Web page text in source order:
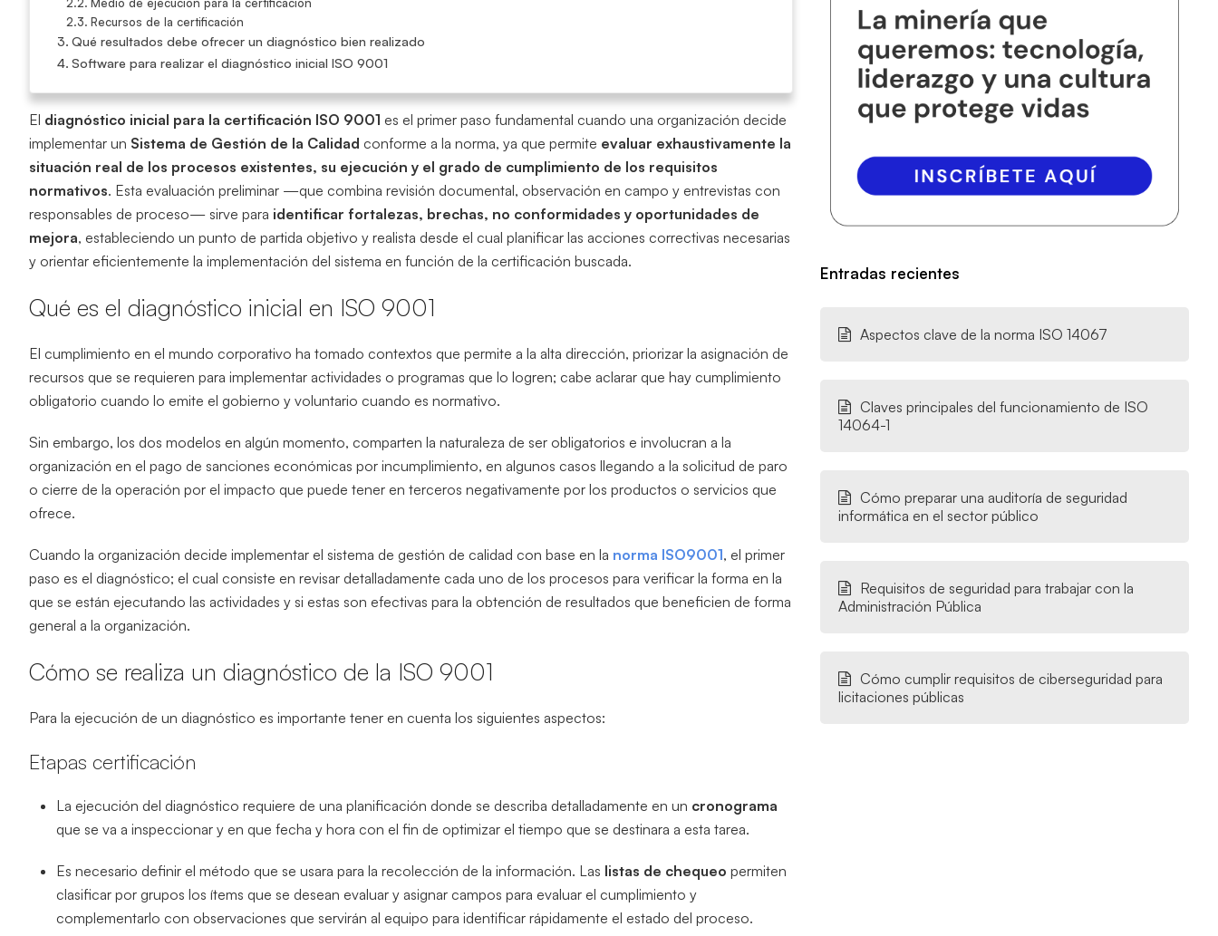
Recursos de la certificación
Qué resultados debe ofrecer un diagnóstico bien realizado
Software para realizar el diagnóstico inicial ISO 9001
El diagnóstico inicial para la certificación ISO 9001 es el primer paso fundamental cuando una organización decide
implementar un Sistema de Gestión de la Calidad conforme a la norma, ya que permite evaluar exhaustivamente la
situación real de los procesos existentes, su ejecución y el grado de cumplimiento de los requisitos
normativos. Esta evaluación preliminar —que combina revisión documental, observación en campo y entrevistas con
responsables de proceso— sirve para identificar fortalezas, brechas, no conformidades y oportunidades de
mejora, estableciendo un punto de partida objetivo y realista desde el cual planificar las acciones correctivas necesarias
y orientar eficientemente la implementación del sistema en función de la certificación buscada.
Qué es el diagnóstico inicial en ISO 9001
El cumplimiento en el mundo corporativo ha tomado contextos que permite a la alta dirección, priorizar la asignación de
recursos que se requieren para implementar actividades o programas que lo logren; cabe aclarar que hay cumplimiento
obligatorio cuando lo emite el gobierno y voluntario cuando es normativo.
Sin embargo, los dos modelos en algún momento, comparten la naturaleza de ser obligatorios e involucran a la
organización en el pago de sanciones económicas por incumplimiento, en algunos casos llegando a la solicitud de paro
o cierre de la operación por el impacto que puede tener en terceros negativamente por los productos o servicios que
ofrece.
Cuando la organización decide implementar el sistema de gestión de calidad con base en la norma ISO9001, el primer
paso es el diagnóstico; el cual consiste en revisar detalladamente cada uno de los procesos para verificar la forma en la
que se están ejecutando las actividades y si estas son efectivas para la obtención de resultados que beneficien de forma
general a la organización.
Cómo se realiza un diagnóstico de la ISO 9001
Para la ejecución de un diagnóstico es importante tener en cuenta los siguientes aspectos:
Etapas certificación
La ejecución del diagnóstico requiere de una planificación donde se describa detalladamente en un cronograma
que se va a inspeccionar y en que fecha y hora con el fin de optimizar el tiempo que se destinara a esta tarea.
Es necesario definir el método que se usara para la recolección de la información. Las listas de chequeo permiten
clasificar por grupos los ítems que se desean evaluar y asignar campos para evaluar el cumplimiento y
complementarlo con observaciones que servirán al equipo para identificar rápidamente el estado del proceso.
Entradas recientes
Aspectos clave de la norma ISO 14067
Claves principales del funcionamiento de ISO
14064-1
Cómo preparar una auditoría de seguridad
informática en el sector público
Requisitos de seguridad para trabajar con la
Administración Pública
Cómo cumplir requisitos de ciberseguridad para
licitaciones públicas